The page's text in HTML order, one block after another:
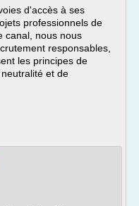
d'accès à ses
professionnels de
canal, nous nous
responsables,
les principes de
et de